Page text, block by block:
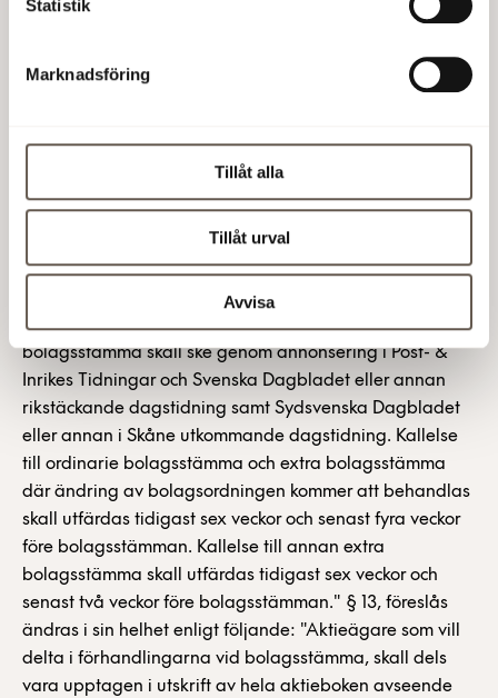
Statistik
Marknadsföring
Tillåt alla
Tillåt urval
Avvisa
ändringarna i aktiebolagslagen. § 10, ändringar i den
ordinarie bolagsstämma varvid följande ärenden läggs
bolagsstämmans ordförande lämnar uppgift om vilka
uppdrag de, som styrelsevalet gäller, har i andra
företag och organisationer I förekommande fall val av
revisorer samt eventuella revisorssuppleanter § 12,
föreslås ändras i sin helhet enligt följande: Kallelse till
bolagsstämma skall ske genom annonsering i Post- &
Inrikes Tidningar och Svenska Dagbladet eller annan
rikstäckande dagstidning samt Sydsvenska Dagbladet
eller annan i Skåne utkommande dagstidning. Kallelse
till ordinarie bolagsstämma och extra bolagsstämma
där ändring av bolagsordningen kommer att behandlas
skall utfärdas tidigast sex veckor och senast fyra veckor
före bolagsstämman. Kallelse till annan extra
bolagsstämma skall utfärdas tidigast sex veckor och
senast två veckor före bolagsstämman." § 13, föreslås
ändras i sin helhet enligt följande: "Aktieägare som vill
delta i förhandlingarna vid bolagsstämma, skall dels
vara upptagen i utskrift av hela aktieboken avseende